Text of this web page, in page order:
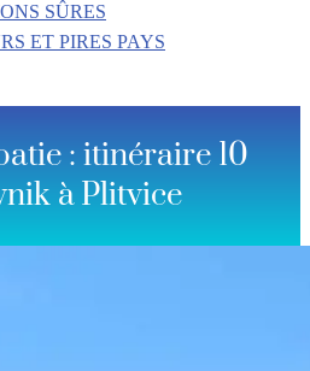
SÛRES
ET PIRES PAYS
: itinéraire 10
à Plitvice